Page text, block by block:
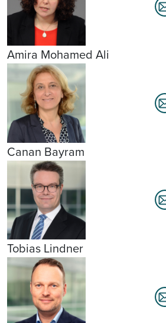
Amira Mohamed Ali
Canan Bayram
Tobias Lindner